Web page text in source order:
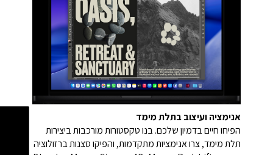
אנימציה ועיצוב בתלת מימד
הפיחו חיים בדמיון שלכם. בנו טקסטורות מורכבות ביצירות
תלת מימד, צרו אנימציות מתקדמות, והפיקו סצנות ברזולוציה